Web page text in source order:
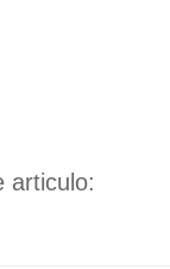
articulo: